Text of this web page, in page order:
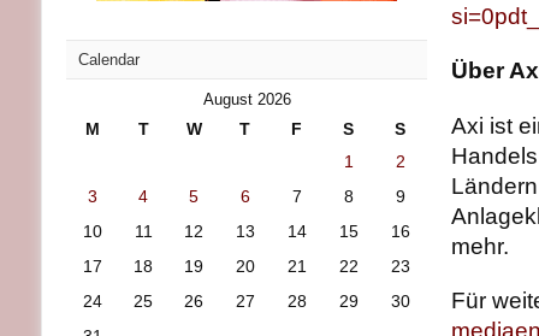
Über
Axi ist
mehr.
Für
Calendar
August 2026
M T W T F S
S
1
2
3
4 5 6 7 8
9
10
11 12 13 14 15
16
17
18 19 20 21 22
23
24
25 26 27 28 29
30